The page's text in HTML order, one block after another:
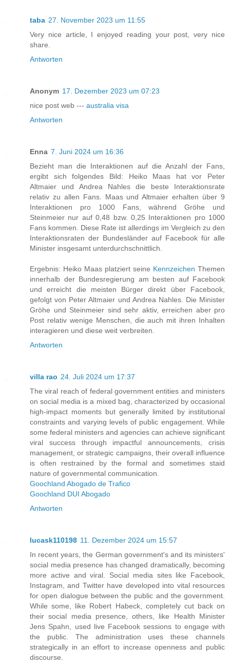
taba 27. November 2023 um 11:55
Very nice article, I enjoyed reading your post, very nice
share.
Antworten
Anonym 17. Dezember 2023 um 07:23
nice post web --- australia visa
Antworten
Enna 7. Juni 2024 um 16:36
Bezieht man die Interaktionen auf die Anzahl der Fans,
ergibt sich folgendes Bild: Heiko Maas hat vor Peter
Altmaier und Andrea Nahles die beste Interaktionsrate
relativ zu allen Fans. Maas und Altmaier erhalten über 9
Interaktionen pro 1000 Fans, während Gröhe und
Steinmeier nur auf 0,48 bzw. 0,25 Interaktionen pro 1000
Fans kommen. Diese Rate ist allerdings im Vergleich zu den
Interaktionsraten der Bundesländer auf Facebook für alle
Minister insgesamt unterdurchschnittlich.
Ergebnis: Heiko Maas platziert seine Kennzeichen Themen
innerhalb der Bundesregierung am besten auf Facebook
und erreicht die meisten Bürger direkt über Facebook,
gefolgt von Peter Altmaier und Andrea Nahles. Die Minister
Gröhe und Steinmeier sind sehr aktiv, erreichen aber pro
Post relativ wenige Menschen, die auch mit ihren Inhalten
interagieren und diese weit verbreiten.
Antworten
villa rao 24. Juli 2024 um 17:37
The viral reach of federal government entities and ministers
on social media is a mixed bag, characterized by occasional
high-impact moments but generally limited by institutional
constraints and varying levels of public engagement. While
some federal ministers and agencies can achieve significant
viral success through impactful announcements, crisis
management, or strategic campaigns, their overall influence
is often restrained by the formal and sometimes staid
nature of governmental communication.
Goochland Abogado de Trafico
Goochland DUI Abogado
Antworten
lucask110198 11. Dezember 2024 um 15:57
In recent years, the German government's and its ministers'
social media presence has changed dramatically, becoming
more active and viral. Social media sites like Facebook,
Instagram, and Twitter have developed into vital resources
for open dialogue between the public and the government.
While some, like Robert Habeck, completely cut back on
their social media presence, others, like Health Minister
Jens Spahn, used live Facebook sessions to engage with
the public. The administration uses these channels
strategically in an effort to increase openness and public
discourse.